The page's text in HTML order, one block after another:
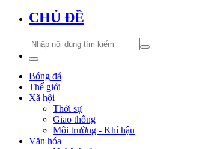
CHỦ ĐỀ
Bóng đá
Thế giới
Xã hội
Thời sự
Giao thông
Môi trường - Khí hậu
Văn hóa